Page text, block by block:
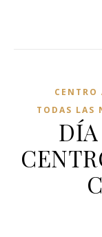
CENTRO
TODAS LAS